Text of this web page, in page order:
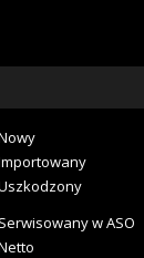
Serwisowany w ASO